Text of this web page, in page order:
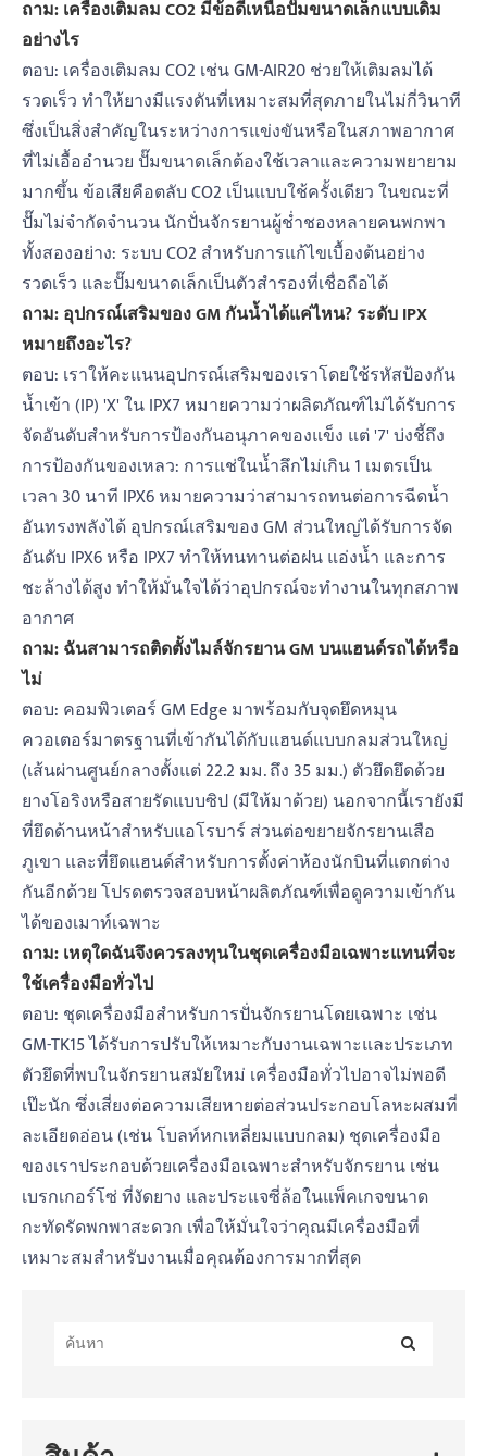
ถาม: เครื่องเติมลม CO2 มีข้อดีเหนือปั๊มขนาดเล็กแบบเดิม
อย่างไร
ตอบ: เครื่องเติมลม CO2 เช่น GM-AIR20 ช่วยให้เติมลมได้
รวดเร็ว ทำให้ยางมีแรงดันที่เหมาะสมที่สุดภายในไม่กี่วินาที
ซึ่งเป็นสิ่งสำคัญในระหว่างการแข่งขันหรือในสภาพอากาศ
ที่ไม่เอื้ออำนวย ปั๊มขนาดเล็กต้องใช้เวลาและความพยายาม
มากขึ้น ข้อเสียคือตลับ CO2 เป็นแบบใช้ครั้งเดียว ในขณะที่
ปั๊มไม่จำกัดจำนวน นักปั่นจักรยานผู้ช่ำชองหลายคนพกพา
ทั้งสองอย่าง: ระบบ CO2 สำหรับการแก้ไขเบื้องต้นอย่าง
รวดเร็ว และปั๊มขนาดเล็กเป็นตัวสำรองที่เชื่อถือได้
ถาม: อุปกรณ์เสริมของ GM กันน้ำได้แค่ไหน? ระดับ IPX
หมายถึงอะไร?
ตอบ: เราให้คะแนนอุปกรณ์เสริมของเราโดยใช้รหัสป้องกัน
น้ำเข้า (IP) 'X' ใน IPX7 หมายความว่าผลิตภัณฑ์ไม่ได้รับการ
จัดอันดับสำหรับการป้องกันอนุภาคของแข็ง แต่ '7' บ่งชี้ถึง
การป้องกันของเหลว: การแช่ในน้ำลึกไม่เกิน 1 เมตรเป็น
เวลา 30 นาที IPX6 หมายความว่าสามารถทนต่อการฉีดน้ำ
อันทรงพลังได้ อุปกรณ์เสริมของ GM ส่วนใหญ่ได้รับการจัด
อันดับ IPX6 หรือ IPX7 ทำให้ทนทานต่อฝน แอ่งน้ำ และการ
ชะล้างได้สูง ทำให้มั่นใจได้ว่าอุปกรณ์จะทำงานในทุกสภาพ
อากาศ
ถาม: ฉันสามารถติดตั้งไมล์จักรยาน GM บนแฮนด์รถได้หรือ
ไม่
ตอบ: คอมพิวเตอร์ GM Edge มาพร้อมกับจุดยึดหมุน
ควอเตอร์มาตรฐานที่เข้ากันได้กับแฮนด์แบบกลมส่วนใหญ่
(เส้นผ่านศูนย์กลางตั้งแต่ 22.2 มม. ถึง 35 มม.) ตัวยึดยึดด้วย
ยางโอริงหรือสายรัดแบบซิป (มีให้มาด้วย) นอกจากนี้เรายังมี
ที่ยึดด้านหน้าสำหรับแอโรบาร์ ส่วนต่อขยายจักรยานเสือ
ภูเขา และที่ยึดแฮนด์สำหรับการตั้งค่าห้องนักบินที่แตกต่าง
กันอีกด้วย โปรดตรวจสอบหน้าผลิตภัณฑ์เพื่อดูความเข้ากัน
ได้ของเมาท์เฉพาะ
ถาม: เหตุใดฉันจึงควรลงทุนในชุดเครื่องมือเฉพาะแทนที่จะ
ใช้เครื่องมือทั่วไป
ตอบ: ชุดเครื่องมือสำหรับการปั่นจักรยานโดยเฉพาะ เช่น
GM-TK15 ได้รับการปรับให้เหมาะกับงานเฉพาะและประเภท
ตัวยึดที่พบในจักรยานสมัยใหม่ เครื่องมือทั่วไปอาจไม่พอดี
เป๊ะนัก ซึ่งเสี่ยงต่อความเสียหายต่อส่วนประกอบโลหะผสมที่
ละเอียดอ่อน (เช่น โบลท์หกเหลี่ยมแบบกลม) ชุดเครื่องมือ
ของเราประกอบด้วยเครื่องมือเฉพาะสำหรับจักรยาน เช่น
เบรกเกอร์โซ่ ที่งัดยาง และประแจซี่ล้อในแพ็คเกจขนาด
กะทัดรัดพกพาสะดวก เพื่อให้มั่นใจว่าคุณมีเครื่องมือที่
เหมาะสมสำหรับงานเมื่อคุณต้องการมากที่สุด